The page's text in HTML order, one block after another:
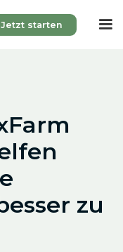
Jetzt starten
zu